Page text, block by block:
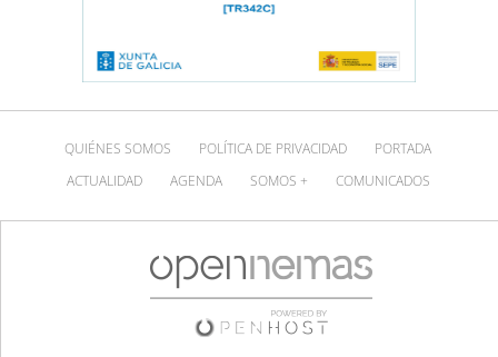
QUIÉNES SOMOS POLÍTICA DE PRIVACIDAD
PORTADA
ACTUALIDAD
AGENDA SOMOS + COMUNICADOS